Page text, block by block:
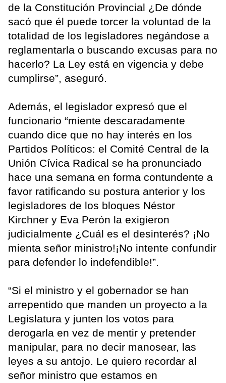
de la Constitución Provincial ¿De dónde
sacó que él puede torcer la voluntad de la
totalidad de los legisladores negándose a
reglamentarla o buscando excusas para no
hacerlo? La Ley está en vigencia y debe
cumplirse”, aseguró.
Además, el legislador expresó que el
funcionario “miente descaradamente
cuando dice que no hay interés en los
Partidos Políticos: el Comité Central de la
Unión Cívica Radical se ha pronunciado
hace una semana en forma contundente a
favor ratificando su postura anterior y los
legisladores de los bloques Néstor
Kirchner y Eva Perón la exigieron
judicialmente ¿Cuál es el desinterés? ¡No
mienta señor ministro!¡No intente confundir
para defender lo indefendible!”.
“Si el ministro y el gobernador se han
arrepentido que manden un proyecto a la
Legislatura y junten los votos para
derogarla en vez de mentir y pretender
manipular, para no decir manosear, las
leyes a su antojo. Le quiero recordar al
señor ministro que estamos en